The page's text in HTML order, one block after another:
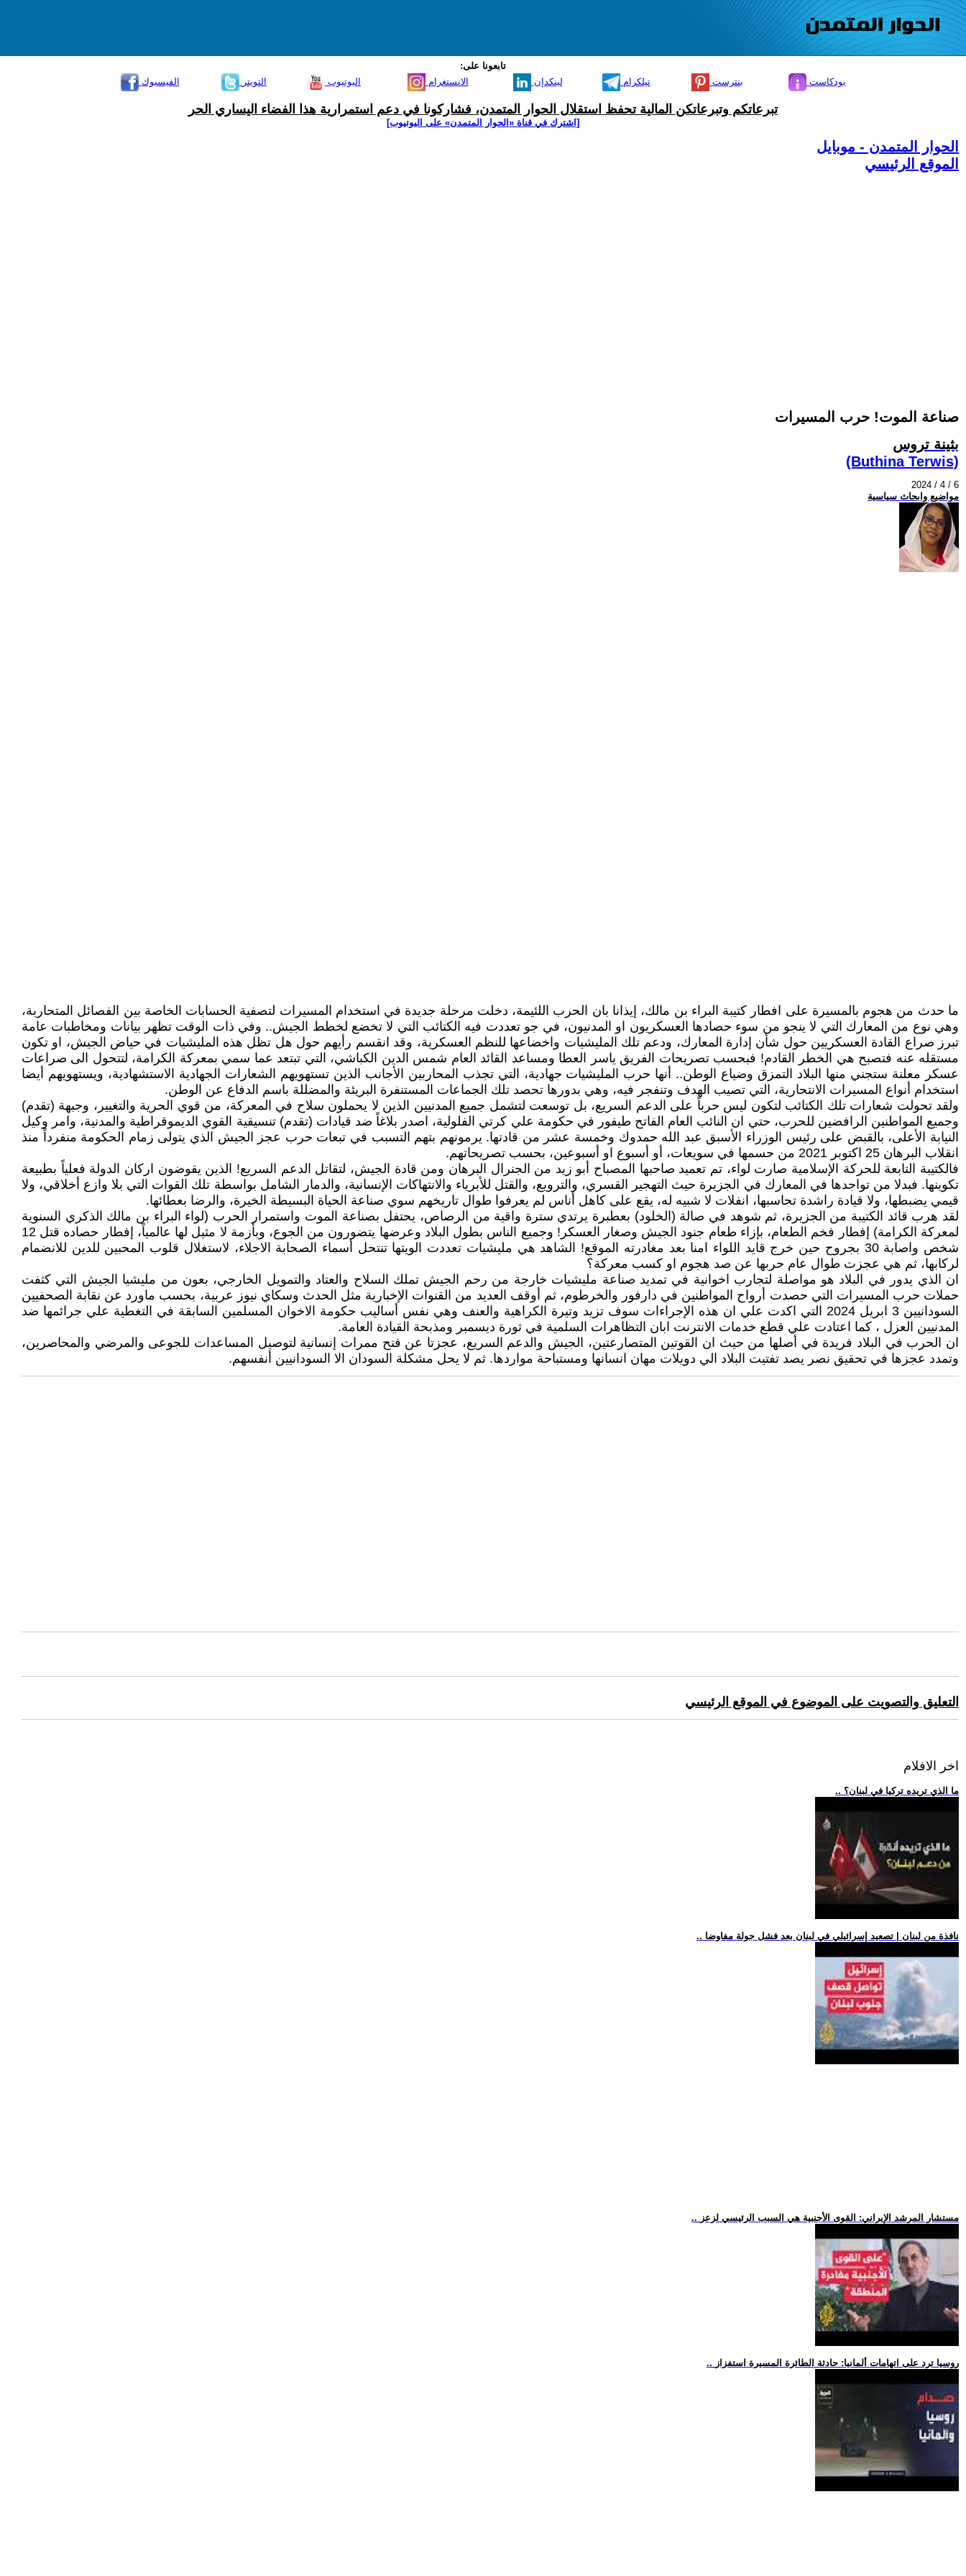
تابعونا على:
الفيسبوك
التويتر اليوتيوب الانستغرام لينكدإن تيلكرام بنترست بودكاست
تبرعاتكم وتبرعاتكن المالية تحفظ استقلال الحوار المتمدن، فشاركونا في دعم استمرارية هذا الفضاء اليساري الحر
[اشترك في قناة ‫«الحوار المتمدن» على اليوتيوب]
الحوار المتمدن - موبايل
الموقع الرئيسي
صناعة الموت! حرب المسيرات
بثينة تروس
(Buthina Terwis)
2024 / 4 / 6
مواضيع وابحاث سياسية
ما حدث من هجوم بالمسيرة على افطار كتيبة البراء بن مالك، إيذانا بان الحرب اللئيمة، دخلت مرحلة جديدة في استخدام المسيرات لتصفية الحسابات الخاصة بين الفصائل المتحاربة،
وهي نوع من المعارك التي لا ينجو من سوء حصادها العسكريون او المدنيون، في جو تعددت فيه الكتائب التي لا تخضع لخطط الجيش.. وفي ذات الوقت تظهر بيانات ومخاطبات عامة
تبرز صراع القادة العسكريين حول شأن إدارة المعارك، ودعم تلك المليشيات واخضاعها للنظم العسكرية، وقد انقسم رأيهم حول هل تظل هذه المليشيات في حياض الجيش، او تكون
مستقله عنه فتصبح هي الخطر القادم! فبحسب تصريحات الفريق ياسر العطا ومساعد القائد العام شمس الدين الكباشي، التي تبتعد عما سمي بمعركة الكرامة، لتتحول الى صراعات
عسكر معلنة ستجني منها البلاد التمزق وضياع الوطن.. أنها حرب المليشيات جهادية، التي تجذب المحاربين الأجانب الذين تستهويهم الشعارات الجهادية الاستشهادية، ويستهويهم أيضا
استخدام أنواع المسيرات الانتحارية، التي تصيب الهدف وتنفجر فيه، وهي بدورها تحصد تلك الجماعات المستنفرة البريئة والمضللة باسم الدفاع عن الوطن.
ولقد تحولت شعارات تلك الكتائب لتكون ليس حرباً على الدعم السريع، بل توسعت لتشمل جميع المدنيين الذين لا يحملون سلاح في المعركة، من قوي الحرية والتغيير، وجبهة (تقدم)
وجميع المواطنين الرافضين للحرب، حتي ان النائب العام الفاتح طيفور في حكومة علي كرتي الفلولية، اصدر بلاغاً ضد قيادات (تقدم) تنسيقية القوي الديموقراطية والمدنية، وامر وكيل
النيابة الأعلى، بالقبض على رئيس الوزراء الأسبق عبد الله حمدوك وخمسة عشر من قادتها. يرمونهم بتهم التسبب في تبعات حرب عجز الجيش الذي يتولى زمام الحكومة منفرداً منذ
انقلاب البرهان 25 اكتوبر 2021 من حسمها في سويعات، أو أسبوع او أسبوعين، بحسب تصريحاتهم.
فالكتيبة التابعة للحركة الإسلامية صارت لواء، تم تعميد صاحبها المصباح أبو زيد من الجنرال البرهان ومن قادة الجيش، لتقاتل الدعم السريع! الذين يقوضون اركان الدولة فعلياً بطبيعة
تكوينها. فبدلا من تواجدها في المعارك في الجزيرة حيث التهجير القسري، والترويع، والقتل للأبرياء والانتهاكات الإنسانية، والدمار الشامل بواسطة تلك القوات التي بلا وازع أخلاقي، ولا
قيمي يضبطها، ولا قيادة راشدة تحاسبها، انفلات لا شبيه له، يقع على كاهل أناس لم يعرفوا طوال تاريخهم سوي صناعة الحياة البسيطة الخيرة، والرضا بعطائها.
لقد هرب قائد الكتيبة من الجزيرة، ثم شوهد في صالة (الخلود) بعطبرة يرتدي سترة واقية من الرصاص، يحتفل بصناعة الموت واستمرار الحرب (لواء البراء بن مالك الذكري السنوية
لمعركة الكرامة) إفطار فخم الطعام، بإزاء طعام جنود الجيش وصغار العسكر! وجميع الناس بطول البلاد وعرضها يتضورون من الجوع، وبأزمة لا مثيل لها عالمياً، إفطار حصاده قتل 12
شخص واصابة 30 بجروح حين خرج قايد اللواء امنا بعد مغادرته الموقع! الشاهد هي مليشيات تعددت الويتها تنتحل أسماء الصحابة الاجلاء، لاستغلال قلوب المحبين للدين للانضمام
لركابها، ثم هي عجزت طوال عام حربها عن صد هجوم او كسب معركة؟
ان الذي يدور في البلاد هو مواصلة لتجارب اخوانية في تمديد صناعة مليشيات خارجة من رحم الجيش تملك السلاح والعتاد والتمويل الخارجي، بعون من مليشيا الجيش التي كثفت
حملات حرب المسيرات التي حصدت أرواح المواطنين في دارفور والخرطوم، ثم أوقف العديد من القنوات الإخبارية مثل الحدث وسكاي نيوز عربية، بحسب ماورد عن نقابة الصحفيين
السودانيين 3 ابريل 2024 التي اكدت علي ان هذه الإجراءات سوف تزيد وتيرة الكراهية والعنف وهي نفس أساليب حكومة الاخوان المسلمين السابقة في التغطية علي جرائمها ضد
المدنيين العزل ، كما اعتادت علي قطع خدمات الانترنت ابان التظاهرات السلمية في ثورة ديسمبر ومذبحة القيادة العامة.
ان الحرب في البلاد فريدة في أصلها من حيث ان القوتين المتصارعتين، الجيش والدعم السريع، عجزتا عن فتح ممرات إنسانية لتوصيل المساعدات للجوعى والمرضي والمحاصرين،
وتمدد عجزها في تحقيق نصر يصد تفتيت البلاد الي دويلات مهان انسانها ومستباحة مواردها. ثم لا يحل مشكلة السودان الا السودانيين أنفسهم.
التعليق والتصويت على الموضوع في الموقع الرئيسي
اخر الافلام
.. ما الذي تريده تركيا في لبنان؟
.. نافذة من لبنان | تصعيد إسرائيلي في لبنان بعد فشل جولة مفاوضا
.. مستشار المرشد الإيراني: القوى الأجنبية هي السبب الرئيسي لزعز
.. روسيا ترد على اتهامات ألمانيا: حادثة الطائرة المسيرة استفزاز